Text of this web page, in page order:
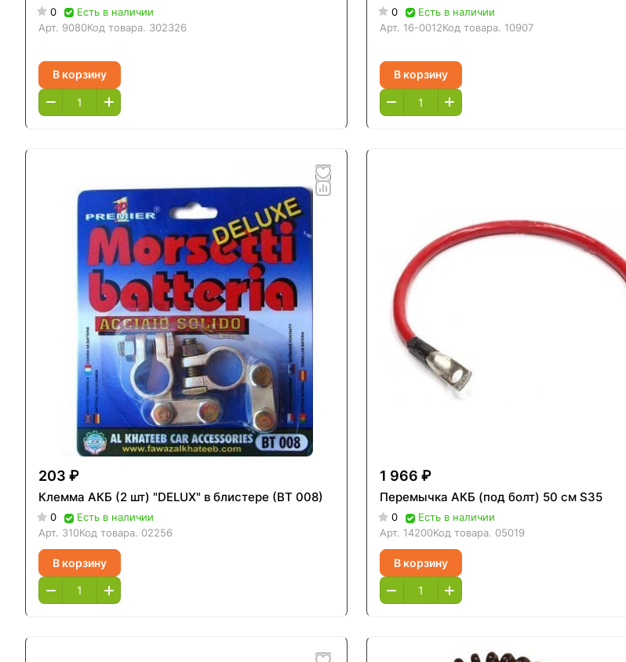
0
Есть в наличии
Арт. 9080Код товара. 302326
В корзину
0
Есть в наличии
Арт. 16-0012Код товара. 10907
В корзину
203 ₽
Клемма АКБ (2 шт) "DELUX" в блистере (ВТ 008)
0
Есть в наличии
Арт. 310Код товара. 02256
В корзину
1 966 ₽
Перемычка АКБ (под болт) 50 см S35
0
Есть в наличии
Арт. 14200Код товара. 05019
В корзину